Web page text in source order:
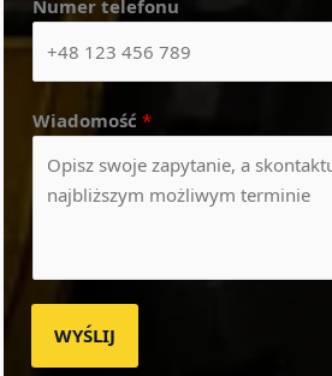
Numer telefonu
Wiadomość *
WYŚLIJ